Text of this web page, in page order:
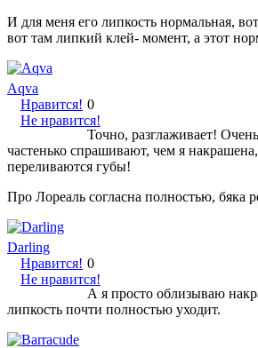
И для меня его липкость нормальная,
вот там липкий клей- момент, а этот
Aqva
Нравится!
Не нравится!
0
Точно, разглаживает!
частенько спрашивают, чем я
переливаются губы!
Про Лореаль согласна полностью, бяка
Darling
Нравится!
Не нравится!
0
А я просто облизываю
липкость почти полностью уходит.